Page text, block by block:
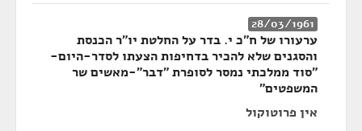
28/03/1961
ערעורו של ח"כ י. בדר על החלטת יו"ר הכנסת
והסגנים שלא להכיר בדחיפות הצעתו לסדר-היום-
"סוד ממלכתי נמסר לסופרת "דבר"-מאשים שר
המשפטים"
אין פרוטוקול